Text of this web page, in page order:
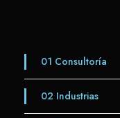
01 Consultoría
02 Industrias